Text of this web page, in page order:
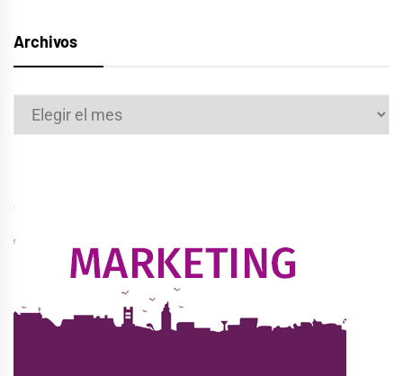
Archivos
Archivos